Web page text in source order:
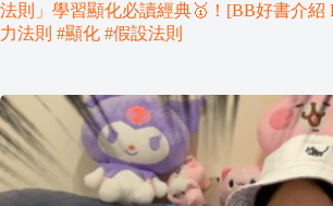
法則」學習顯化必讀經典🥇！[BB好書介紹
力法則 #顯化 #假設法則